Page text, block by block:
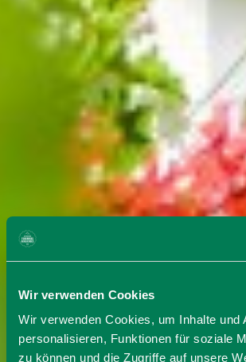
Wir verwenden Cookies
Wir verwenden Cookies, um Inhalte und
personalisieren, Funktionen für soziale
zu können und die Zugriffe auf unsere